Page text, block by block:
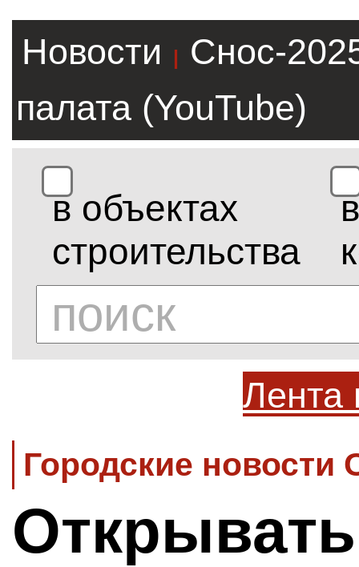
Новости |
Снос-
палата (YouTube)
в объектах
строительства
в
Лента
Городские новости